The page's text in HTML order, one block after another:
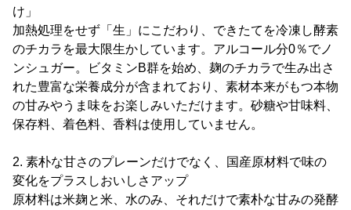
け」
加熱処理をせず「生」にこだわり、できたてを冷凍し酵素
のチカラを最大限生かしています。アルコール分0％でノ
ンシュガー。ビタミンB群を始め、麹のチカラで生み出さ
れた豊富な栄養成分が含まれており、素材本来がもつ本物
の甘みやうま味をお楽しみいただけます。砂糖や甘味料、
保存料、着色料、香料は使用していません。
2. 素朴な甘さのプレーンだけでなく、国産原材料で味の
変化をプラスしおいしさアップ
原材料は米麹と米、水のみ、それだけで素朴な甘みの発酵